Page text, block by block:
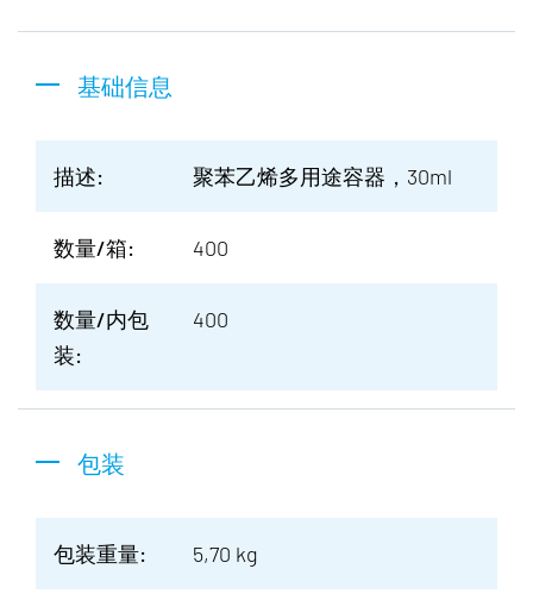
基础信息
描述: 聚苯乙烯多用途容器，30ml
数量/箱: 400
数量/内包
装:
400
包装
包装重量: 5,70 kg